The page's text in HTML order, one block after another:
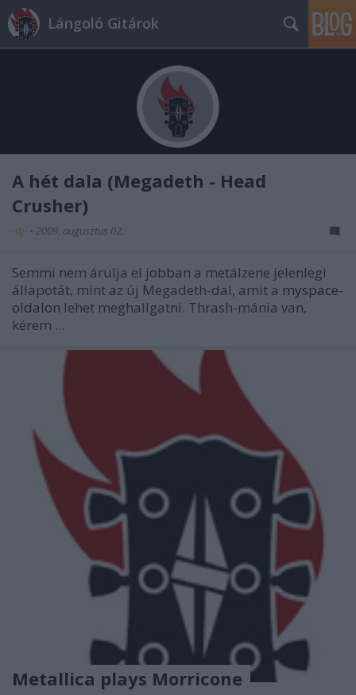
Lángoló Gitárok
A hét dala (Megadeth - Head
Crusher)
-dj- • 2009. augusztus 02.
Semmi nem árulja el jobban a metálzene jelenlegi
állapotát, mint az új Megadeth-dal, amit a myspace-
oldalon lehet meghallgatni. Thrash-mánia van,
kérem ...
Metallica plays Morricone